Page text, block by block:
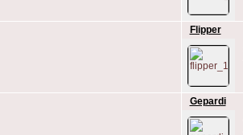
Flipper
Gepardi